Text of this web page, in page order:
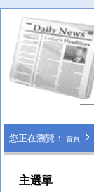
您正在瀏覽： 首頁
主選單